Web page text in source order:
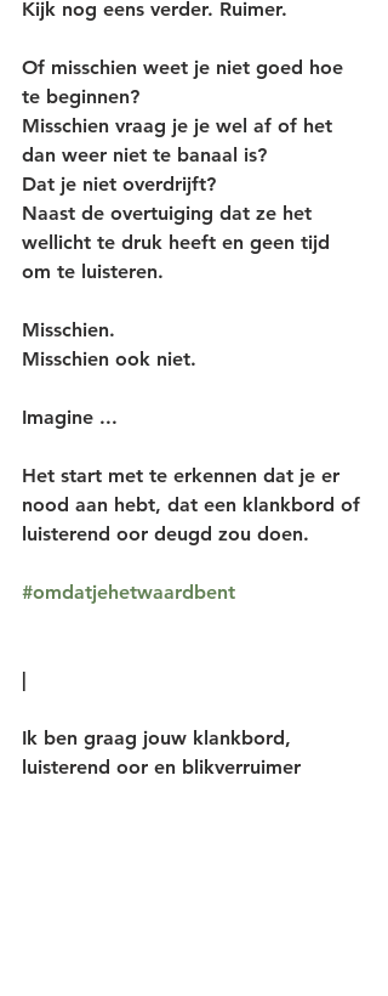
Kijk nog eens verder. Ruimer.
Of misschien weet je niet goed hoe
te beginnen?
Misschien vraag je je wel af of het
dan weer niet te banaal is?
Dat je niet overdrijft?
Naast de overtuiging dat ze het
wellicht te druk heeft en geen tijd
om te luisteren.
Misschien.
Misschien ook niet.
Imagine ...
Het start met te erkennen dat je er
nood aan hebt, dat een klankbord of
luisterend oor deugd zou doen.
#omdatjehetwaardbent
Ik ben graag jouw klankbord,
luisterend oor en blikverruimer